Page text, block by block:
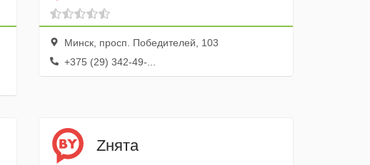
Минск, просп. Победителей, 103
+375 (29) 342-49-...
Zнята